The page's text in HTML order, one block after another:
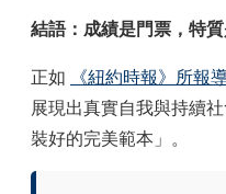
結語：成績是門票，特
正如
《紐約時報》所報
展現出真實自我與持續
裝好的完美範本」。